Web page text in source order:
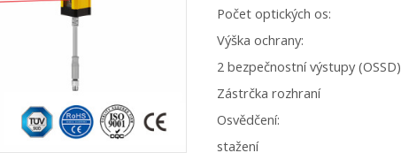
Počet optických os:
Výška ochrany:
2 bezpečnostní výstupy (OSSD)
Zástrčka rozhraní
Osvědčení:
stažení